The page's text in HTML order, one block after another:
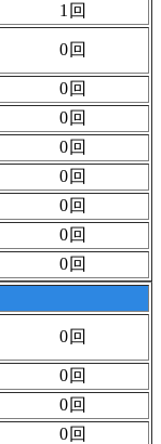
1回
0回
0回
0回
0回
0回
0回
0回
0回
0回
0回
0回
0回